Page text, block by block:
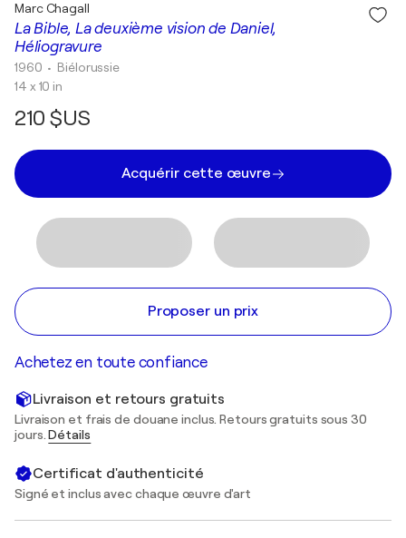
La Bible, La deuxième vision de Daniel,
Héliogravure
Marc Chagall
1960 • Biélorussie
14 x 10 in
210 $US
Acquérir cette œuvre
Proposer un prix
Achetez en toute confiance
Livraison et retours gratuits
Livraison et frais de douane inclus. Retours gratuits sous 30
jours.Détails
Certificat d'authenticité
Signé et inclus avec chaque œuvre d'art